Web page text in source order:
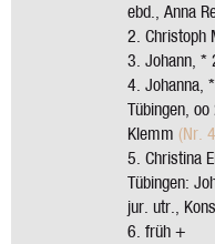
ebd., Anna
2. Christoph
3. Johann, *
4. Johanna,
Tübingen,
Klemm (Nr.
5. Christina
Tübingen:
jur. utr.,
6. früh +